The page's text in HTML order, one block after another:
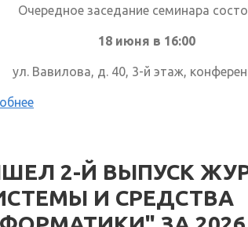
Очередное заседание семинара
18 июня в 16:00
ул. Вавилова, д. 40, 3-й этаж,
2-Й ВЫПУСК
И СРЕДСТВА